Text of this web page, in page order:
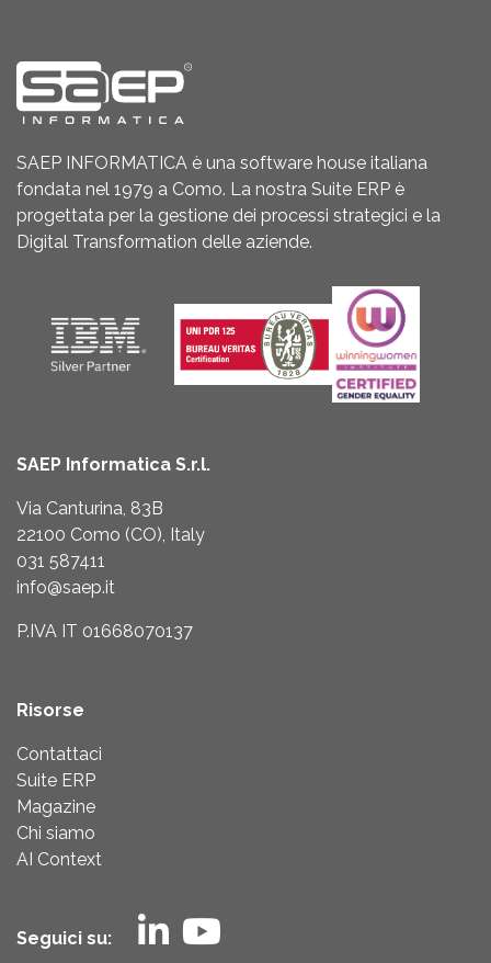
SAEP INFORMATICA è una software house italiana
fondata nel 1979 a Como. La nostra Suite ERP è
progettata per la gestione dei processi strategici e la
Digital Transformation delle aziende.
SAEP Informatica S.r.l.
Via Canturina, 83B
22100 Como (CO), Italy
031 587411
info@saep.it
P.IVA IT 01668070137
Risorse
Contattaci
Suite ERP
Magazine
Chi siamo
AI Context
Seguici su: